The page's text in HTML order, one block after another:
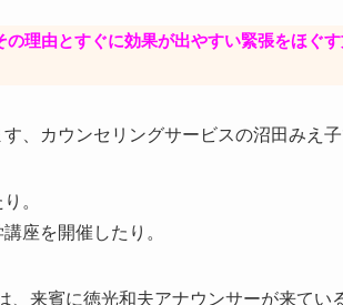
の理由とすぐに効果が出やすい緊張をほぐ
、カウンセリングサービスの沼田みえ子
。
座を開催したり。
、来賓に徳光和夫アナウンサーが来てい